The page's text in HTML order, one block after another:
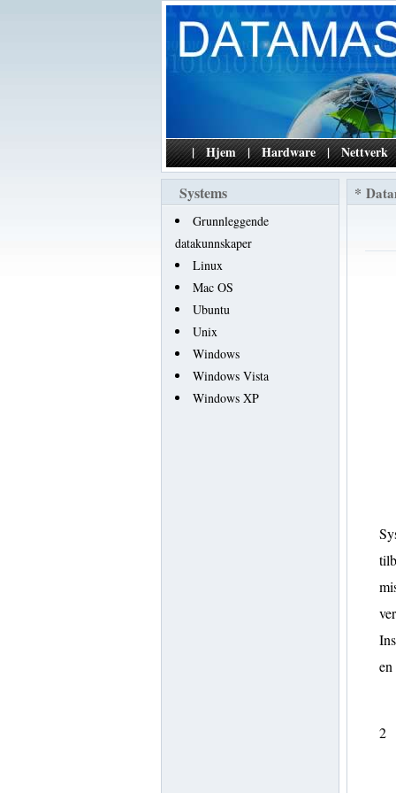
| Hjem | Hardware | Nettverk
Systems
Grunnleggende
datakunnskaper
Linux
Mac OS
Ubuntu
Unix
Windows
Windows Vista
Windows XP
*
en
2